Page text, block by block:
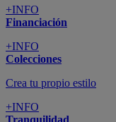
Miles de productos
+INFO
Por teléfono
Llámanos y compra
+INFO
Nueva app